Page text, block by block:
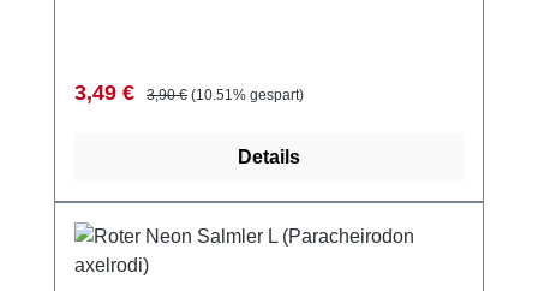
Verkaufspreis:
3,49 € Regulärer Preis:
3,90 € (10.51% gespart)
Details